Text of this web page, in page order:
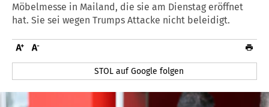
Möbelmesse in Mailand, die sie am Dienstag eröffnet
hat. Sie sei wegen Trumps Attacke nicht beleidigt.
STOL auf Google folgen